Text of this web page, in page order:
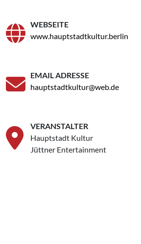
WEBSEITE
www.hauptstadtkultur.berlin
EMAIL ADRESSE
hauptstadtkultur@web.de
VERANSTALTER
Hauptstadt Kultur
Jüttner Entertainment